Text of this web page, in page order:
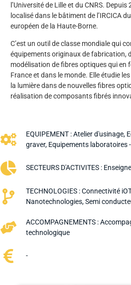
l’Université de Lille et du CNRS.
localisé dans le bâtiment de l’IRCICA
européen de la Haute-Borne.
C’est un outil de classe mondiale qui
équipements originaux de fabrication,
modélisation de fibres optiques qui en
France et dans le monde. Elle étudie
la lumière dans de nouvelles fibres
réalisation de composants fibrés
EQUIPEMENT :Atelier d'usinage,
graver, Equipements laboratoires
SECTEURS D'ACTIVITES :
TECHNOLOGIES :Connectivité iOT
Nanotechnologies,Semi
ACCOMPAGNEMENTS :
technologique
-